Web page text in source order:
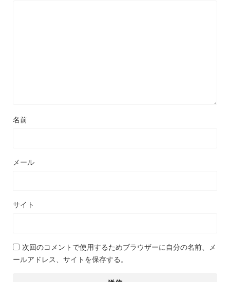
名前
メール
サイト
次回のコメントで使用するためブラウザーに自分の名前、メ
ールアドレス、サイトを保存する。